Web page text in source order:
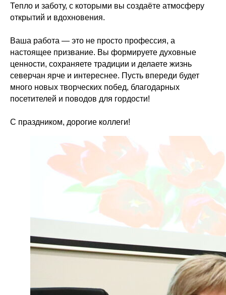
Тепло и заботу, с которыми вы создаёте атмосферу
открытий и вдохновения.
Ваша работа — это не просто профессия, а
настоящее призвание. Вы формируете духовные
ценности, сохраняете традиции и делаете жизнь
северчан ярче и интереснее. Пусть впереди будет
много новых творческих побед, благодарных
посетителей и поводов для гордости!
С праздником, дорогие коллеги!